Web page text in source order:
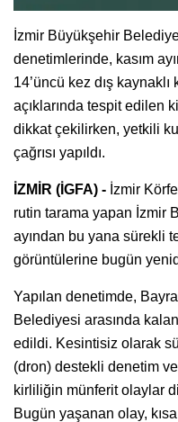
İzmir Büyükşehir
denetimlerinde, kasım
14’üncü kez dış
açıklarında tespit edilen
dikkat çekilirken, yetkili
çağrısı yapıldı.
İZMİR (İGFA) - İzmir
rutin tarama yapan İzmir
ayından bu yana sürekli
görüntülerine bugün
Yapılan denetimde,
Belediyesi arasında
edildi. Kesintisiz olarak
(dron) destekli denetim
kirliliğin münferit olaylar
Bugün yaşanan olay,